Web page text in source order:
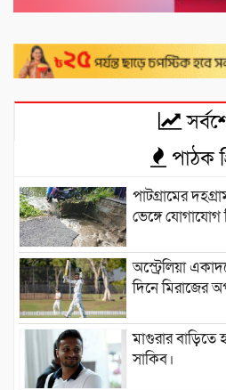
পাঠক
পাটগ্রামের
ভেঙ্গে যোগাযোগ
অস্ট্রেলিয়া
দিনে মিরাজের
মাগুরার বাড়িতে
সাকিব।